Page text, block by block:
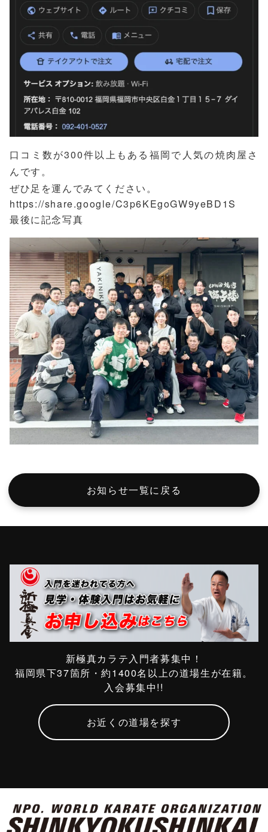
口コミ数が300件以上もある福岡で人気の焼肉屋さ
んです。
ぜひ足を運んでみてください。
https://share.google/C3p6KEgoGW9yeBD1S
最後に記念写真
お知らせ一覧に戻る
新極真カラテ入門者募集中！
福岡県下37箇所・約1400名以上の道場生が在籍。
入会募集中!!
お近くの道場を探す